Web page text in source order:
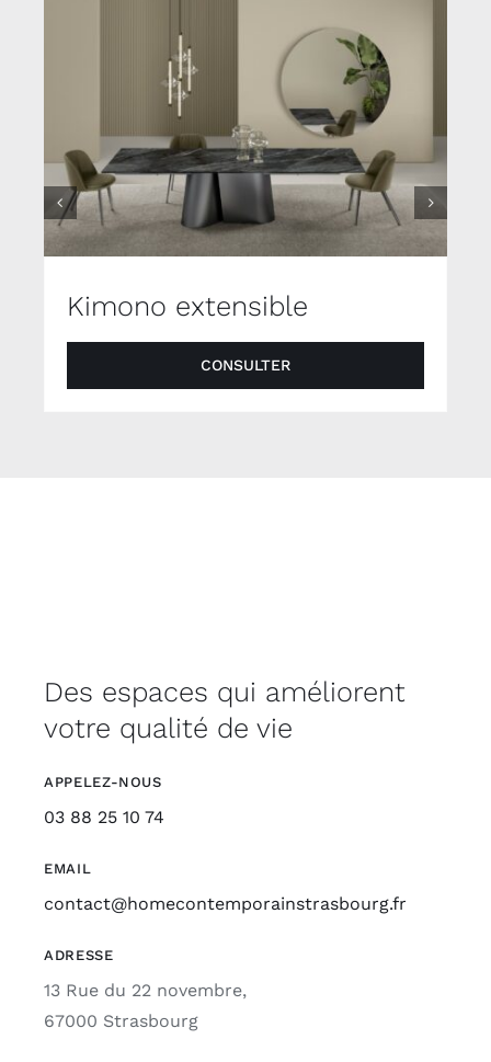
Kimono extensible
CONSULTER
Des espaces qui améliorent
votre qualité de vie
APPELEZ-NOUS
03 88 25 10 74
EMAIL
contact@homecontemporainstrasbourg.fr
ADRESSE
13 Rue du 22 novembre,
67000 Strasbourg